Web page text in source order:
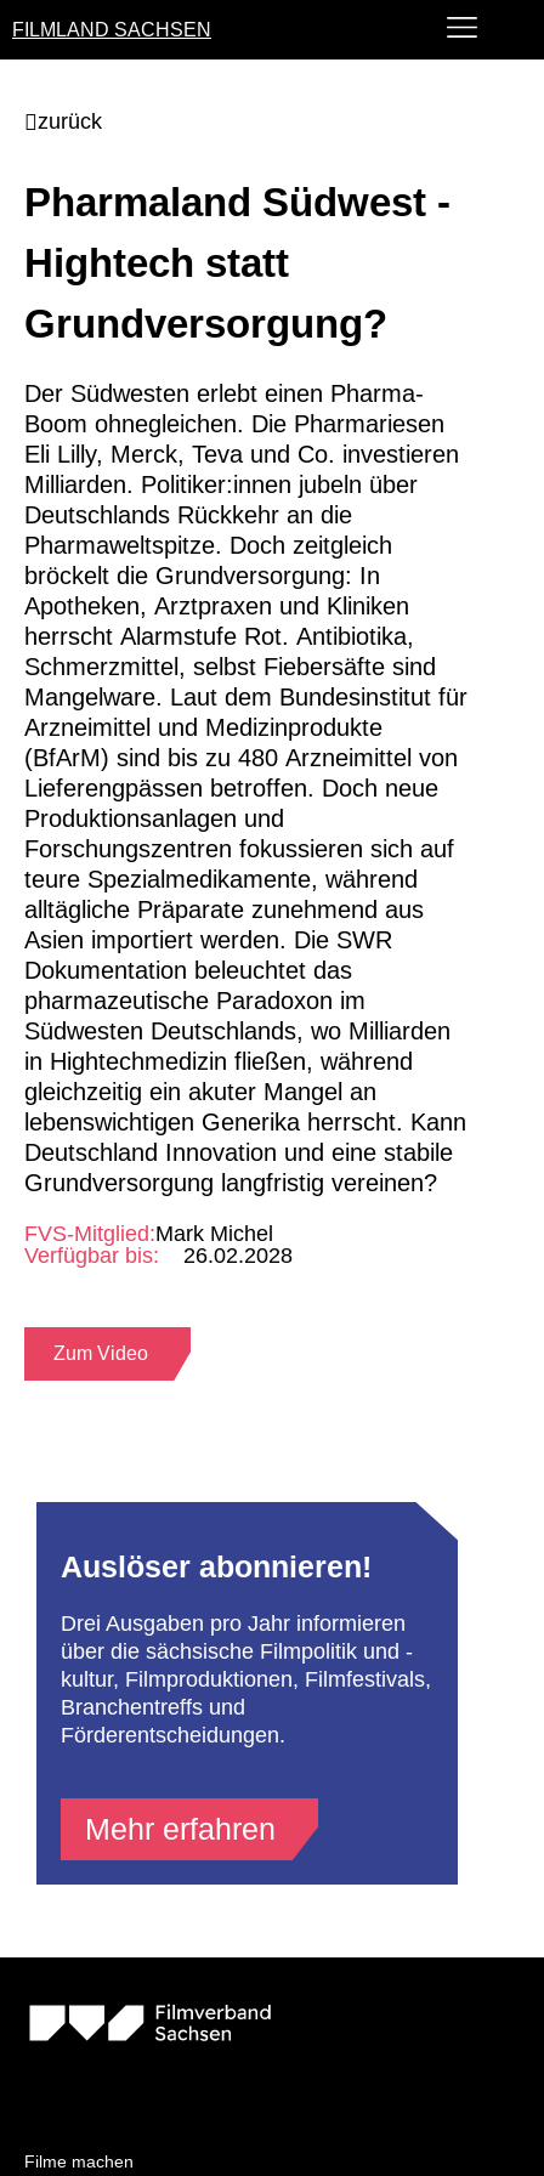
FILMLAND SACHSEN
zurück
Pharmaland Südwest -
Hightech statt
Grundversorgung?
Der Südwesten erlebt einen Pharma-
Boom ohnegleichen. Die Pharmariesen
Eli Lilly, Merck, Teva und Co. investieren
Milliarden. Politiker:innen jubeln über
Deutschlands Rückkehr an die
Pharmaweltspitze. Doch zeitgleich
bröckelt die Grundversorgung: In
Apotheken, Arztpraxen und Kliniken
herrscht Alarmstufe Rot. Antibiotika,
Schmerzmittel, selbst Fiebersäfte sind
Mangelware. Laut dem Bundesinstitut für
Arzneimittel und Medizinprodukte
(BfArM) sind bis zu 480 Arzneimittel von
Lieferengpässen betroffen. Doch neue
Produktionsanlagen und
Forschungszentren fokussieren sich auf
teure Spezialmedikamente, während
alltägliche Präparate zunehmend aus
Asien importiert werden. Die SWR
Dokumentation beleuchtet das
pharmazeutische Paradoxon im
Südwesten Deutschlands, wo Milliarden
in Hightechmedizin fließen, während
gleichzeitig ein akuter Mangel an
lebenswichtigen Generika herrscht. Kann
Deutschland Innovation und eine stabile
Grundversorgung langfristig vereinen?
FVS-Mitglied:Mark Michel
Verfügbar bis:
26.02.2028
Zum Video
Auslöser abonnieren!
Drei Ausgaben pro Jahr informieren
über die sächsische Filmpolitik und -
kultur, Filmproduktionen, Filmfestivals,
Branchentreffs und
Förderentscheidungen.
Mehr erfahren
Filme machen